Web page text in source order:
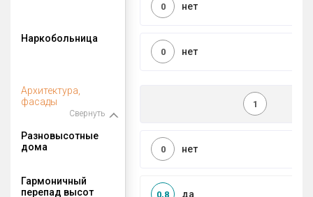
нет
0
Наркобольница
нет
0
Архитектура,
фасады
Свернуть
1
Разновысотные
дома
нет
0
Гармоничный
перепад высот
да
0,8